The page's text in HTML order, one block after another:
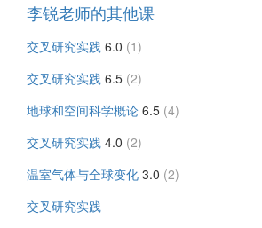
李锐老师的其他课
交叉研究实践 6.0 (1)
交叉研究实践 6.5 (2)
地球和空间科学概论 6.5 (4)
交叉研究实践 4.0 (2)
温室气体与全球变化 3.0 (2)
交叉研究实践